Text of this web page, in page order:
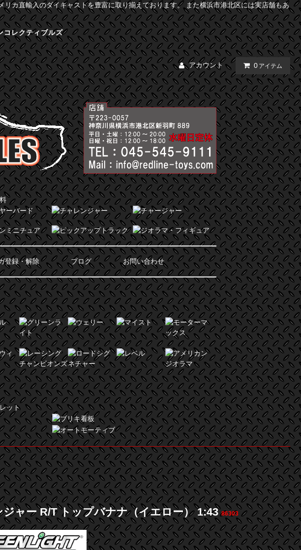
カ直輸入のダイキャストを豊富に取り揃えております。 また横浜市港北区には実店舗もあ
レクティブルズ
アカウント 0 アイテム
登録・解除 ブログ お問い合わせ
ャー R/T トップバナナ（イエロー） 1:4386303